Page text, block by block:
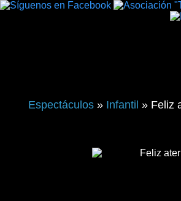
Espectáculos » Infantil » Feliz